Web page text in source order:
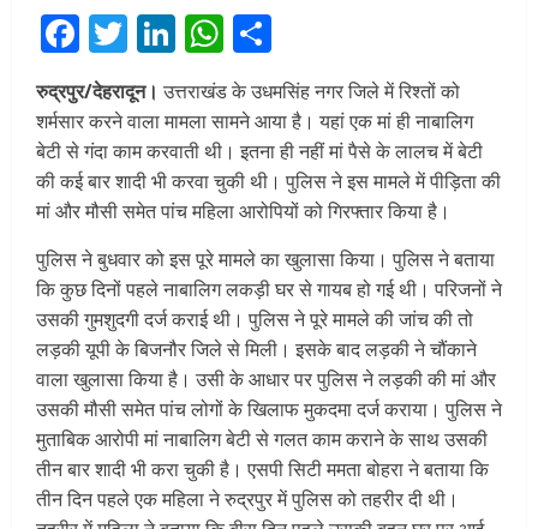
Facebook
Twitter
LinkedIn
WhatsApp
रुद्रपुर/देहरादून। उत्तराखंड के उधमसिंह नगर जिले में रिश्तों को
शर्मसार करने वाला मामला सामने आया है। यहां एक मां ही नाबालिग
बेटी से गंदा काम करवाती थी। इतना ही नहीं मां पैसे के लालच में बेटी
की कई बार शादी भी करवा चुकी थी। पुलिस ने इस मामले में पीड़िता की
मां और मौसी समेत पांच महिला आरोपियों को गिरफ्तार किया है।
पुलिस ने बुधवार को इस पूरे मामले का खुलासा किया। पुलिस ने बताया
कि कुछ दिनों पहले नाबालिग लकड़ी घर से गायब हो गई थी। परिजनों ने
उसकी गुमशुदगी दर्ज कराई थी। पुलिस ने पूरे मामले की जांच की तो
लड़की यूपी के बिजनौर जिले से मिली। इसके बाद लड़की ने चौंकाने
वाला खुलासा किया है। उसी के आधार पर पुलिस ने लड़की की मां और
उसकी मौसी समेत पांच लोगों के खिलाफ मुकदमा दर्ज कराया। पुलिस ने
मुताबिक आरोपी मां नाबालिग बेटी से गलत काम कराने के साथ उसकी
तीन बार शादी भी करा चुकी है। एसपी सिटी ममता बोहरा ने बताया कि
तीन दिन पहले एक महिला ने रुद्रपुर में पुलिस को तहरीर दी थी।